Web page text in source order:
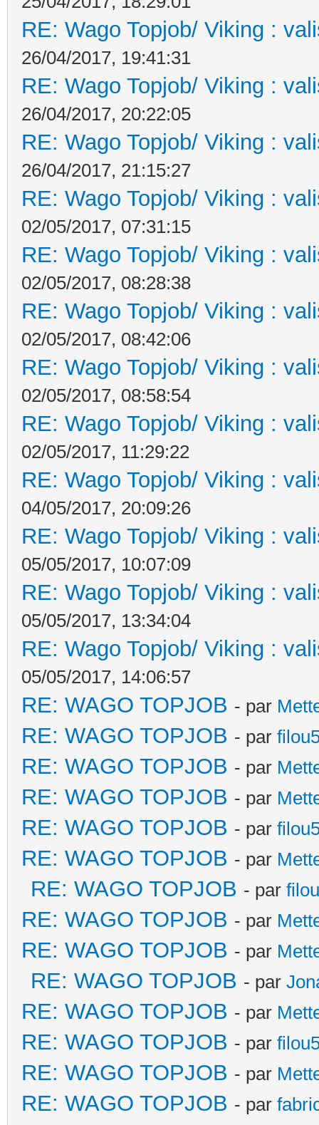
RE: Wago Topjob/ Viking :
26/04/2017, 19:41:31
RE: Wago Topjob/ Viking :
26/04/2017, 20:22:05
RE: Wago Topjob/ Viking :
26/04/2017, 21:15:27
RE: Wago Topjob/ Viking :
02/05/2017, 07:31:15
RE: Wago Topjob/ Viking :
02/05/2017, 08:28:38
RE: Wago Topjob/ Viking :
02/05/2017, 08:42:06
RE: Wago Topjob/ Viking :
02/05/2017, 08:58:54
RE: Wago Topjob/ Viking :
02/05/2017, 11:29:22
RE: Wago Topjob/ Viking :
04/05/2017, 20:09:26
RE: Wago Topjob/ Viking :
05/05/2017, 10:07:09
RE: Wago Topjob/ Viking :
05/05/2017, 13:34:04
RE: Wago Topjob/ Viking :
05/05/2017, 14:06:57
RE: WAGO TOPJOB - par
RE: WAGO TOPJOB - par
RE: WAGO TOPJOB - par
RE: WAGO TOPJOB - par
RE: WAGO TOPJOB - par
RE: WAGO TOPJOB - par
RE: WAGO TOPJOB - par
RE: WAGO TOPJOB - par
RE: WAGO TOPJOB - par
RE: WAGO TOPJOB - par
RE: WAGO TOPJOB - par
RE: WAGO TOPJOB - par
RE: WAGO TOPJOB - par
RE: WAGO TOPJOB - par